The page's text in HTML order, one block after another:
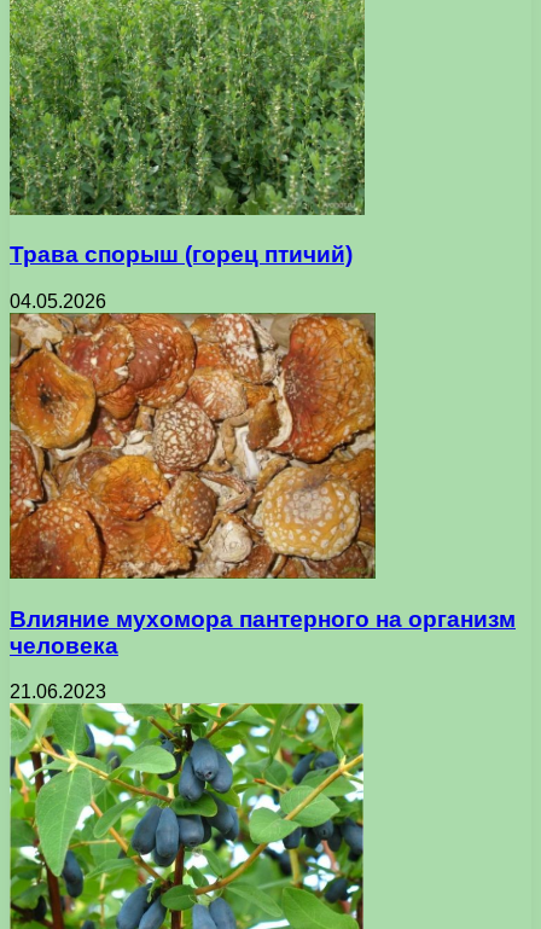
Трава спорыш (горец птичий)
04.05.2026
Влияние мухомора пантерного на организм
человека
21.06.2023